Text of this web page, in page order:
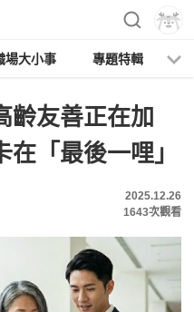
場大小事 專題特輯
齡友善正在加
「最後一哩」
2025.12.26
1643次觀看